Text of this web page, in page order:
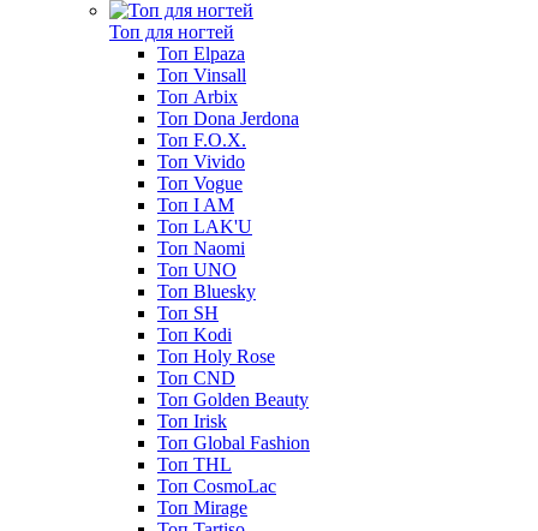
Топ для ногтей
Топ Elpaza
Топ Vinsall
Топ Arbix
Топ Dona Jerdona
Топ F.O.X.
Топ Vivido
Топ Vogue
Топ I AM
Топ LAK'U
Топ Naomi
Топ UNO
Топ Bluesky
Топ SH
Топ Kodi
Топ Holy Rose
Топ CND
Топ Golden Beauty
Топ Irisk
Топ Global Fashion
Топ THL
Топ CosmoLac
Топ Mirage